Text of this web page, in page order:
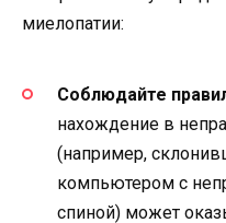
миелопатии:
Соблюдайте
нахождение в
(например,
компьютером с
спиной) может